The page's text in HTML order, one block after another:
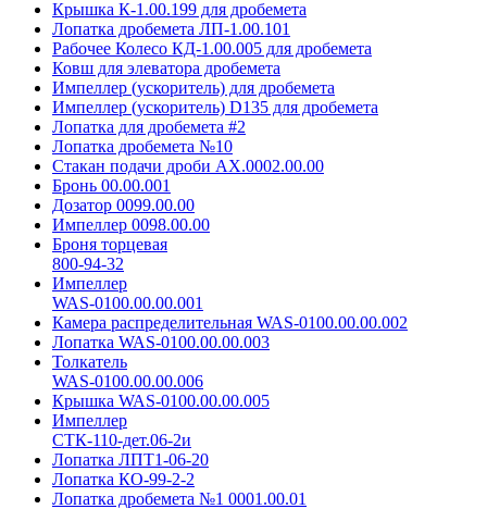
Крышка К-1.00.199 для дробемета
Лопатка дробемета ЛП-1.00.101
Рабочее Колесо КД-1.00.005 для дробемета
Ковш для элеватора дробемета
Импеллер (ускоритель) для дробемета
Импеллер (ускоритель) D135 для дробемета
Лопатка для дробемета #2
Лопатка дробемета №10
Стакан подачи дроби АХ.0002.00.00
Бронь 00.00.001
Дозатор 0099.00.00
Импеллер 0098.00.00
Броня торцевая
800-94-32
Импеллер
WAS-0100.00.00.001
Камера распределительная WAS-0100.00.00.002
Лопатка WAS-0100.00.00.003
Толкатель
WAS-0100.00.00.006
Крышка WAS-0100.00.00.005
Импеллер
СТК-110-дет.06-2и
Лопатка ЛПТ1-06-20
Лопатка КО-99-2-2
Лопатка дробемета №1 0001.00.01